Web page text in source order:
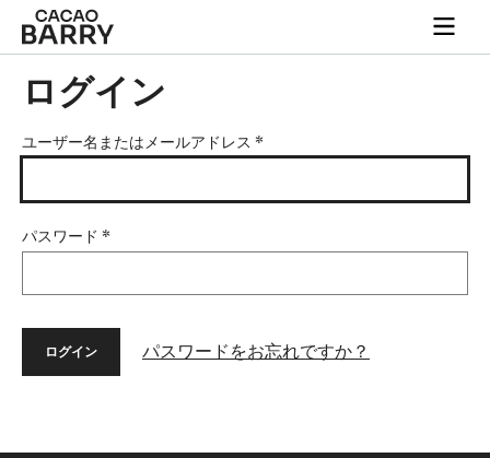
Skip to main content
main
ログイン
ユーザー名またはメールアドレス *
パスワード *
パスワードをお忘れですか？